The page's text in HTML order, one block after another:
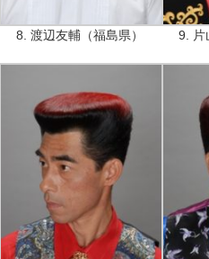
8. 渡辺友輔（福島県） 9. 片